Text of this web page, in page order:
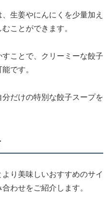
生姜やにんにくを少量加え
ことができます。
ことで、クリーミーな餃子
です。
だけの特別な餃子スープを
り美味しいおすすめのサイ
わせをご紹介します。